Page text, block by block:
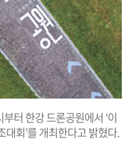
터 한강 드론공원에서 ‘이
회’를 개최한다고 밝혔다.